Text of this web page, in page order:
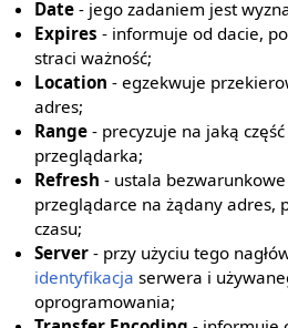
Date - jego zadaniem jest
Expires - informuje od dacie,
straci ważność;
Location - egzekwuje
adres;
Range - precyzuje na jaką
przeglądarka;
Refresh - ustala
przeglądarce na żądany adres,
czasu;
Server - przy użyciu tego
identyfikacja serwera i
oprogramowania;